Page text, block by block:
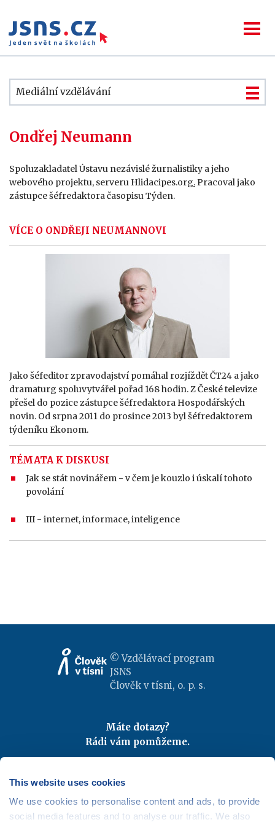
This website uses cookies
We use cookies to personalise content and ads, to provide
social media features and to analyse our traffic. We also
Mediální vzdělávání
Ondřej Neumann
Spoluzakladatel Ústavu nezávislé žurnalistiky a jeho
webového projektu, serveru Hlidacipes.org.Pracoval jako
zástupce šéfredaktora časopisu Týden.
VÍCE O ONDŘEJI NEUMANNOVI
Jako šéfeditor zpravodajství pomáhal rozjíždět ČT24 a jako
dramaturg spoluvytvářel pořad 168 hodin. Z České televize
přešel do pozice zástupce šéfredaktora Hospodářských
novin. Od srpna 2011 do prosince 2013 byl šéfredaktorem
týdeníku Ekonom.
TÉMATA K DISKUSI
Jak se stát novinářem - v čem je kouzlo i úskalí tohoto
povolání
III - internet, informace, inteligence
© Vzdělávací program
JSNS
Člověk v tísni, o. p. s.
Máte dotazy?
Rádi vám pomůžeme.
Odebírejte newslettery
Mapa webu |Kariéra
Osobní údaje|Cookies